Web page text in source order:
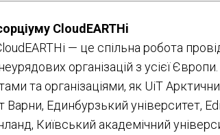
CloudEARTHi
— це спільна робота
організацій з усієї
та організаціями, як UiT
Варни, Единбурзький університет,
Київський академічний